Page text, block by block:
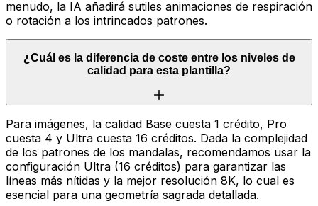
menudo, la IA añadirá sutiles animaciones de respiración
o rotación a los intrincados patrones.
¿Cuál es la diferencia de coste entre los niveles de
calidad para esta plantilla?
Para imágenes, la calidad Base cuesta 1 crédito, Pro
cuesta 4 y Ultra cuesta 16 créditos. Dada la complejidad
de los patrones de los mandalas, recomendamos usar la
configuración Ultra (16 créditos) para garantizar las
líneas más nítidas y la mejor resolución 8K, lo cual es
esencial para una geometría sagrada detallada.